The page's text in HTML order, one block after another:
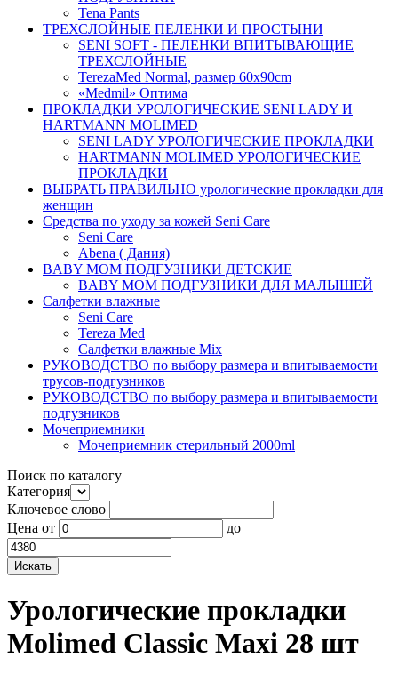
Tena Pants
ТРЕХСЛОЙНЫЕ ПЕЛЕНКИ И ПРОСТЫНИ
SENI SOFT - ПЕЛЕНКИ ВПИТЫВАЮЩИЕ
ТРЕХСЛОЙНЫЕ
TerezaMed Normal, размер 60x90cm
«Medmil» Оптима
ПРОКЛАДКИ УРОЛОГИЧЕСКИЕ SENI LADY И
HARTMANN MOLIMED
SENI LADY УРОЛОГИЧЕСКИЕ ПРОКЛАДКИ
HARTMANN MOLIMED УРОЛОГИЧЕСКИЕ
ПРОКЛАДКИ
ВЫБРАТЬ ПРАВИЛЬНО урологические прокладки для
женщин
Средства по уходу за кожей Seni Care
Seni Care
Abena ( Дания)
BABY MOM ПОДГУЗНИКИ ДЕТСКИЕ
BABY MOM ПОДГУЗНИКИ ДЛЯ МАЛЫШЕЙ
Салфетки влажные
Seni Care
Tereza Med
Салфетки влажные Mix
РУКОВОДСТВО по выбору размера и впитываемости
трусов-подгузников
РУКОВОДСТВО по выбору размера и впитываемости
подгузников
Мочеприемники
Мочеприемник стерильный 2000ml
Поиск по каталогу
Категория
Ключевое слово
Цена от до
Урологические прокладки
Molimed Classic Maxi 28 шт